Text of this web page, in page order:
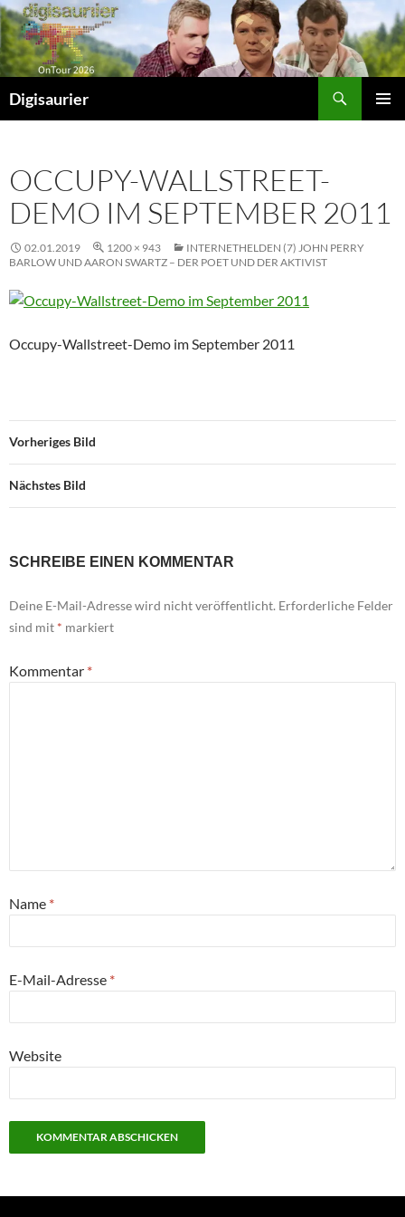
Zum
Inhalt
springen
Digisaurier
OCCUPY-WALLSTREET-
DEMO IM SEPTEMBER 2011
02.01.2019 1200 × 943
INTERNETHELDEN (7) JOHN PERRY
BARLOW UND AARON SWARTZ – DER POET UND DER AKTIVIST
Occupy-Wallstreet-Demo im September 2011
Vorheriges Bild
Nächstes Bild
SCHREIBE EINEN KOMMENTAR
Deine E-Mail-Adresse wird nicht veröffentlicht. Erforderliche Felder
sind mit * markiert
Kommentar *
Name *
E-Mail-Adresse *
Website